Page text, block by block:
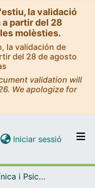
la validació
partir del 28
molèsties.
la validación de
del 28 de agosto
validation will
We apologize for
per tot el DD
Iniciar sessió (current)
Psicologia Clínica i Psicobiologia